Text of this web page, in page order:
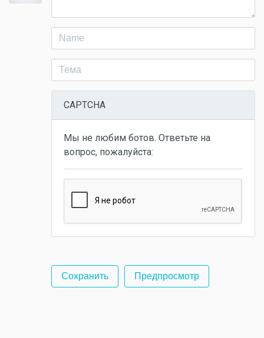
CAPTCHA
Мы не любим ботов. Ответьте на
вопрос, пожалуйста: